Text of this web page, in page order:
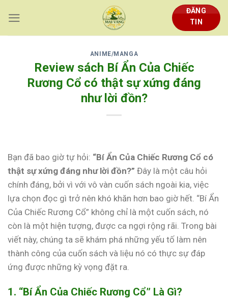
content
ĐĂNG
TIN
ANIME/MANGA
Review sách Bí Ẩn Của Chiếc
Rương Cổ có thật sự xứng đáng
như lời đồn?
Bạn đã bao giờ tự hỏi: “Bí Ẩn Của Chiếc Rương Cổ có
thật sự xứng đáng như lời đồn?” Đây là một câu hỏi
chính đáng, bởi vì với vô vàn cuốn sách ngoài kia, việc
lựa chọn đọc gì trở nên khó khăn hơn bao giờ hết. “Bí Ẩn
Của Chiếc Rương Cổ” không chỉ là một cuốn sách, nó
còn là một hiện tượng, được ca ngợi rộng rãi. Trong bài
viết này, chúng ta sẽ khám phá những yếu tố làm nên
thành công của cuốn sách và liệu nó có thực sự đáp
ứng được những kỳ vọng đặt ra.
1. “Bí Ẩn Của Chiếc Rương Cổ” Là Gì?